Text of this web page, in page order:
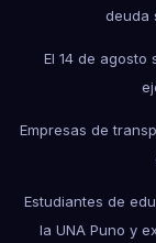
deuda
El 14 de
Empresas de
Estudiantes de
la UNA Puno y